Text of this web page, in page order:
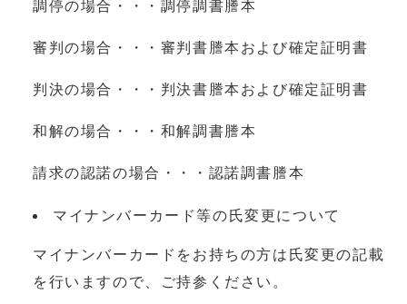
調停の場合・・・調停調書謄本
審判の場合・・・審判書謄本および確定証明書
判決の場合・・・判決書謄本および確定証明書
和解の場合・・・和解調書謄本
請求の認諾の場合・・・認諾調書謄本
マイナンバーカード等の氏変更について
マイナンバーカードをお持ちの方は氏変更の記載
を行いますので、ご持参ください。